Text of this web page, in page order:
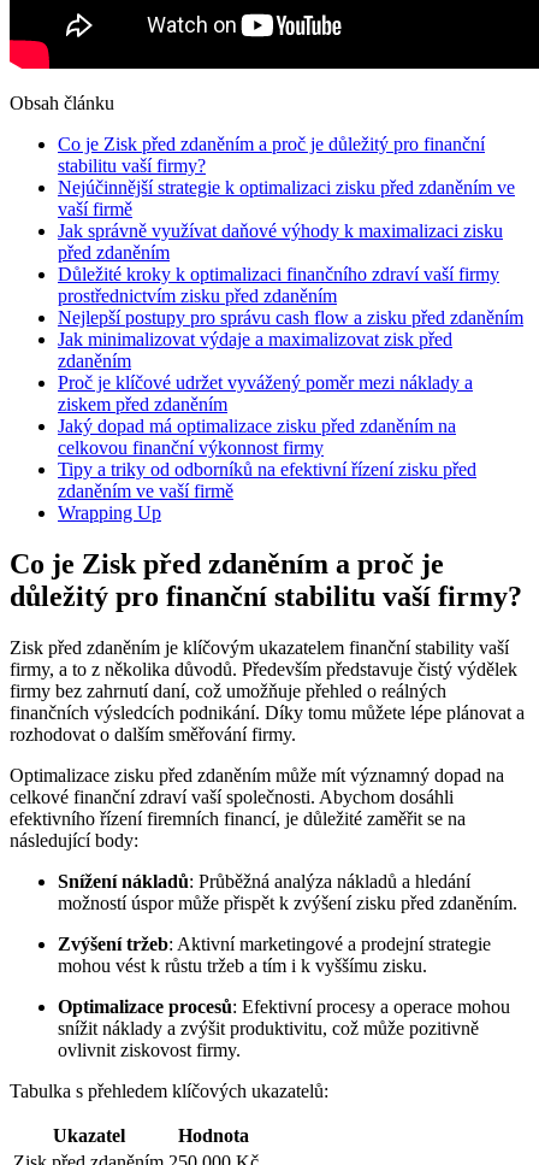
Obsah článku
Co je Zisk před zdaněním a proč je důležitý pro finanční
stabilitu vaší firmy?
Nejúčinnější strategie k optimalizaci zisku před zdaněním ve
vaší firmě
Jak správně využívat daňové výhody k maximalizaci zisku
před zdaněním
Důležité kroky k optimalizaci finančního zdraví vaší firmy
prostřednictvím zisku před zdaněním
Nejlepší postupy pro správu cash flow a zisku před zdaněním
Jak minimalizovat výdaje a maximalizovat zisk před
zdaněním
Proč je klíčové udržet vyvážený poměr mezi náklady a
ziskem před zdaněním
Jaký dopad má optimalizace zisku před zdaněním na
celkovou finanční výkonnost firmy
Tipy a triky od odborníků na efektivní řízení zisku před
zdaněním ve vaší firmě
Wrapping Up
Co je Zisk před zdaněním a proč je
důležitý pro finanční stabilitu vaší firmy?
Zisk před zdaněním je klíčovým ukazatelem finanční stability vaší
firmy, a to z několika důvodů. Především představuje čistý výdělek
firmy bez zahrnutí daní, což umožňuje přehled o reálných
finančních výsledcích podnikání. Díky tomu můžete lépe plánovat a
rozhodovat o dalším směřování firmy.
Optimalizace zisku před zdaněním může mít významný dopad na
celkové finanční zdraví vaší společnosti. Abychom dosáhli
efektivního řízení firemních financí, je důležité zaměřit se na
následující body:
Snížení nákladů: Průběžná analýza nákladů a hledání
možností úspor může přispět k zvýšení zisku před zdaněním.
Zvýšení tržeb: Aktivní marketingové a prodejní strategie
mohou vést k růstu tržeb a tím i k vyššímu zisku.
Optimalizace procesů: Efektivní procesy a operace mohou
snížit náklady a zvýšit produktivitu, což může pozitivně
ovlivnit ziskovost firmy.
Tabulka s přehledem klíčových ukazatelů:
Ukazatel
Hodnota